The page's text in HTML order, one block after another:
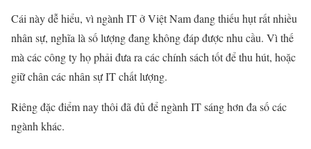
Cái này dễ hiểu, vì ngành IT ở Việt Nam đang thiếu hụt rất nhiều
nhân sự, nghĩa là số lượng đang không đáp được nhu cầu. Vì thế
mà các công ty họ phải đưa ra các chính sách tốt để thu hút, hoặc
giữ chân các nhân sự IT chất lượng.
Riêng đặc điểm nay thôi đã đủ để ngành IT sáng hơn đa số các
ngành khác.